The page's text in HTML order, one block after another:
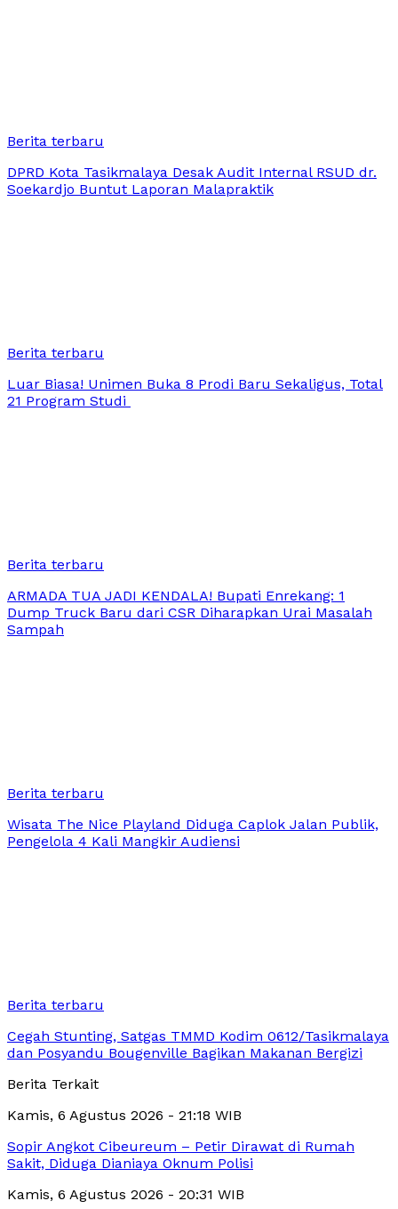
Berita terbaru
DPRD Kota Tasikmalaya Desak Audit Internal RSUD dr.
Soekardjo Buntut Laporan Malapraktik
Berita terbaru
Luar Biasa! Unimen Buka 8 Prodi Baru Sekaligus, Total
21 Program Studi
Berita terbaru
ARMADA TUA JADI KENDALA! Bupati Enrekang: 1
Dump Truck Baru dari CSR Diharapkan Urai Masalah
Sampah
Berita terbaru
Wisata The Nice Playland Diduga Caplok Jalan Publik,
Pengelola 4 Kali Mangkir Audiensi
Berita terbaru
Cegah Stunting, Satgas TMMD Kodim 0612/Tasikmalaya
dan Posyandu Bougenville Bagikan Makanan Bergizi
Berita Terkait
Kamis, 6 Agustus 2026 - 21:18 WIB
Sopir Angkot Cibeureum – Petir Dirawat di Rumah
Sakit, Diduga Dianiaya Oknum Polisi
Kamis, 6 Agustus 2026 - 20:31 WIB